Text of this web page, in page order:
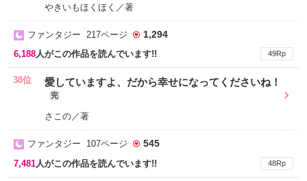
やきいもほくほく／著
ファンタジー 217ページ 1,294
6,188人がこの作品を読んでいます!! 49Rp
38位 愛していますよ、だから幸せになってくださいね！
完
さこの／著
ファンタジー 107ページ 545
7,481人がこの作品を読んでいます!! 48Rp